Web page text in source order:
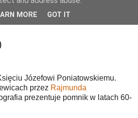
Józefowi Poniatowskiemu.
przez Rajmunda
prezentuje pomnik w latach 60-
MORE GOT IT